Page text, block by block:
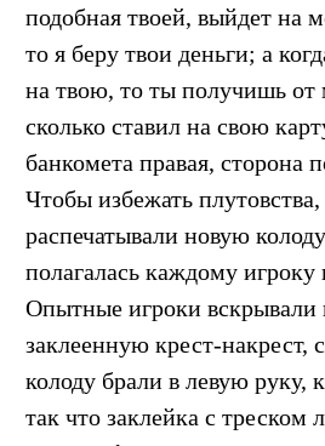
подобная твоей, выйдет на
то я беру твои деньги; а
на твою, то ты получишь от
сколько ставил на свою
банкомета правая, сторона
Чтобы избежать
распечатывали новую
полагалась каждому игроку
Опытные игроки вскрывали
заклеенную крест-
колоду брали в левую руку,
так что заклейка с треском